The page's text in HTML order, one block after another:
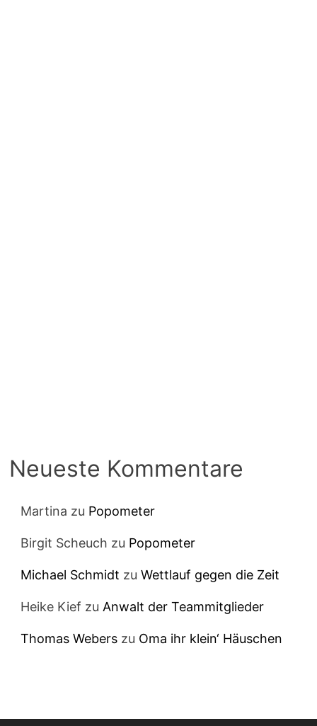
Neueste Kommentare
Martina zu Popometer
Birgit Scheuch zu Popometer
Michael Schmidt zuWettlauf gegen die Zeit
Heike Kief zu Anwalt der Teammitglieder
Thomas Webers zu Oma ihr klein‘ Häuschen